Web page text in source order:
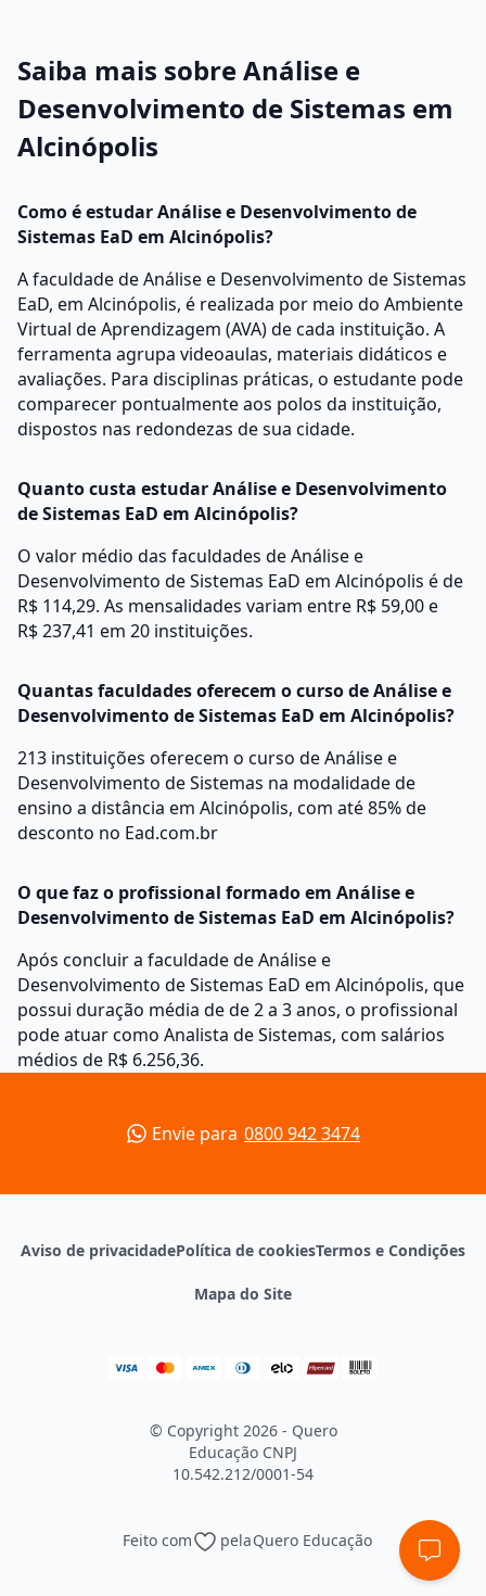
Saiba mais sobre Análise e
Desenvolvimento de Sistemas em
Alcinópolis
Como é estudar Análise e Desenvolvimento de
Sistemas EaD em Alcinópolis?
A faculdade de Análise e Desenvolvimento de Sistemas
EaD, em Alcinópolis, é realizada por meio do Ambiente
Virtual de Aprendizagem (AVA) de cada instituição. A
ferramenta agrupa videoaulas, materiais didáticos e
avaliações. Para disciplinas práticas, o estudante pode
comparecer pontualmente aos polos da instituição,
dispostos nas redondezas de sua cidade.
Quanto custa estudar Análise e Desenvolvimento
de Sistemas EaD em Alcinópolis?
O valor médio das faculdades de Análise e
Desenvolvimento de Sistemas EaD em Alcinópolis é de
R$ 114,29. As mensalidades variam entre R$ 59,00 e
R$ 237,41 em 20 instituições.
Quantas faculdades oferecem o curso de Análise e
Desenvolvimento de Sistemas EaD em Alcinópolis?
213 instituições oferecem o curso de Análise e
Desenvolvimento de Sistemas na modalidade de
ensino a distância em Alcinópolis, com até 85% de
desconto no Ead.com.br
O que faz o profissional formado em Análise e
Desenvolvimento de Sistemas EaD em Alcinópolis?
Após concluir a faculdade de Análise e
Desenvolvimento de Sistemas EaD em Alcinópolis, que
possui duração média de de 2 a 3 anos, o profissional
pode atuar como Analista de Sistemas, com salários
médios de R$ 6.256,36.
Envie para 0800 942 3474
Aviso de privacidadePolítica de cookiesTermos e Condições
Mapa do Site
© Copyright 2026 - Quero
Educação CNPJ
10.542.212/0001-54
Feito com pelaQuero Educação